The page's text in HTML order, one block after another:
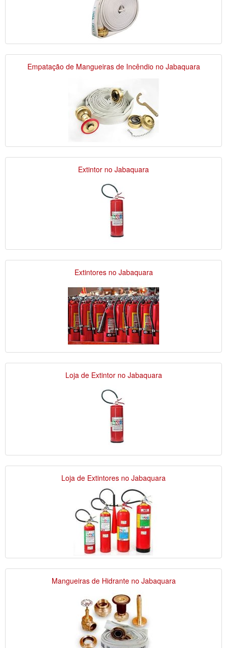
Empatação de Mangueiras de Incêndio no Jabaquara
Extintor no Jabaquara
Extintores no Jabaquara
Loja de Extintor no Jabaquara
Loja de Extintores no Jabaquara
Mangueiras de Hidrante no Jabaquara